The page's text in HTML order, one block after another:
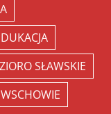
SŁAWSKIE